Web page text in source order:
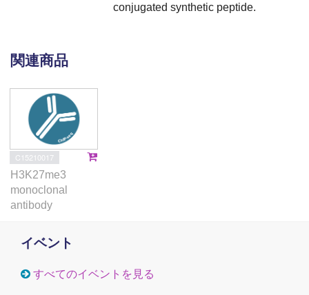
conjugated synthetic peptide.
関連商品
C15210017
H3K27me3
monoclonal
antibody
イベント
すべてのイベントを見る